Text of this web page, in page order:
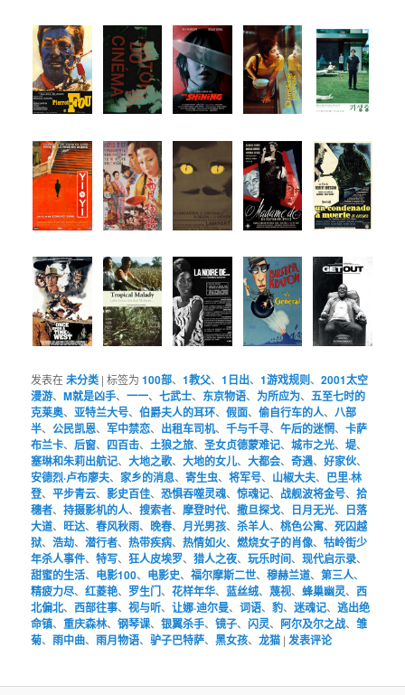
发表在未分类 |标签为 100部、1教父、1日出、1游戏规则、2001太空
漫游、M就是凶手、一一、七武士、 东京物语、 为所应为、五至七时的
克莱奥、亚特兰大号、伯爵夫人的耳环、假面、偷自行车的人、八部
半、公民凯恩、 军中禁恋、 出租车司机、千与千寻、午后的迷惘、卡萨
布兰卡、 后窗、 四百击、土狼之旅、圣女贞德蒙难记、城市之光、堤、
塞琳和朱莉出航记、大地之歌、大地的女儿、大都会、奇遇、好家伙、
安德烈·卢布廖夫、 家乡的消息、寄生虫、将军号、 山椒大夫、 巴里·林
登、平步青云、影史百佳、恐惧吞噬灵魂、惊魂记、 战舰波将金号、拾
穗者、持摄影机的人、搜索者、摩登时代、撒旦探戈、 日月无光、
日落
大道、 旺达、春风秋雨、 晚春、 月光男孩、杀羊人、桃色公寓、死囚越
狱、浩劫、潜行者、热带疾病、热情如火、燃烧女子的肖像、牯岭街少
年杀人事件、特写、狂人皮埃罗、猎人之夜、玩乐时间、现代启示录、
甜蜜的生活、 电影100、 电影史、福尔摩斯二世、穆赫兰道、第三人、
精疲力尽、红菱艳、 罗生门、花样年华、蓝丝绒、蔑视、蜂巢幽灵、西
北偏北、西部往事、视与听、让娜·迪尔曼、词语、豹、迷魂记、逃出绝
命镇、重庆森林、钢琴课、银翼杀手、镜子、 闪灵、 阿尔及尔之战、雏
菊、雨中曲、雨月物语、驴子巴特萨、黑女孩、龙猫 |发表评论